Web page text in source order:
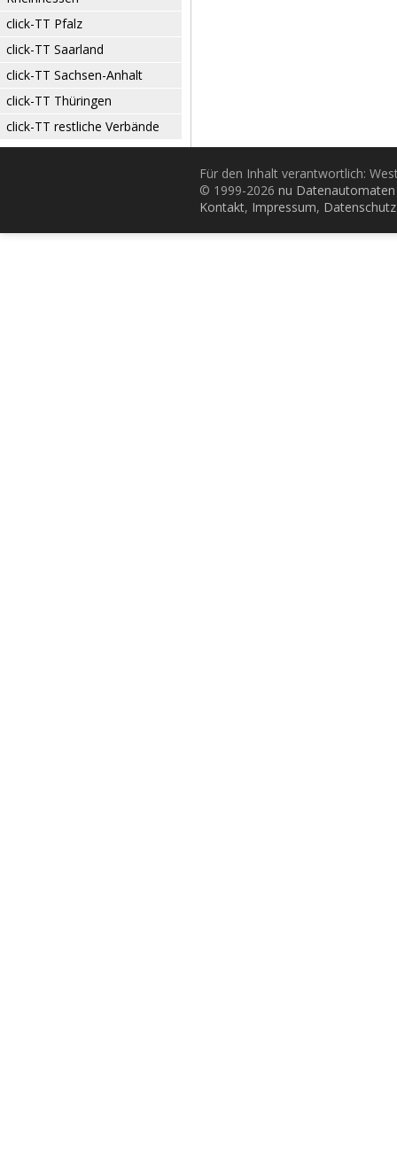
click-TT Pfalz
click-TT Saarland
click-TT Sachsen-Anhalt
click-TT Thüringen
click-TT restliche Verbände
Für den Inhalt verantwortlich:
© 1999-2026 nu
Kontakt, Impressum, Datenschutz